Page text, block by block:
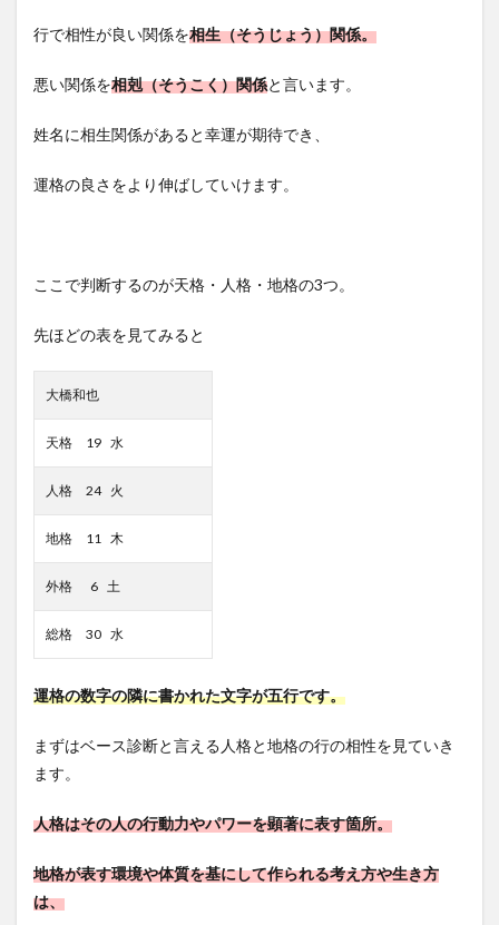
行で相性が良い関係を相生（そうじょう）関係。
悪い関係を相剋（そうこく）関係と言います。
姓名に相生関係があると幸運が期待でき、
運格の良さをより伸ばしていけます。
ここで判断するのが天格・人格・地格の3つ。
先ほどの表を見てみると
大橋和也
天格 19 水
人格 24 火
地格 11 木
外格 6 土
総格 30 水
運格の数字の隣に書かれた文字が五行です。
まずはベース診断と言える人格と地格の行の相性を見ていき
ます。
人格はその人の行動力やパワーを顕著に表す箇所。
地格が表す環境や体質を基にして作られる考え方や生き方
は、